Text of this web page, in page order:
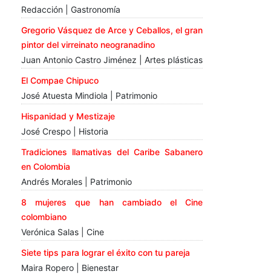
Redacción | Gastronomía
Gregorio Vásquez de Arce y Ceballos, el gran
pintor del virreinato neogranadino
Juan Antonio Castro Jiménez | Artes plásticas
El Compae Chipuco
José Atuesta Mindiola | Patrimonio
Hispanidad y Mestizaje
José Crespo | Historia
Tradiciones llamativas del Caribe Sabanero
en Colombia
Andrés Morales | Patrimonio
8 mujeres que han cambiado el Cine
colombiano
Verónica Salas | Cine
Siete tips para lograr el éxito con tu pareja
Maira Ropero | Bienestar